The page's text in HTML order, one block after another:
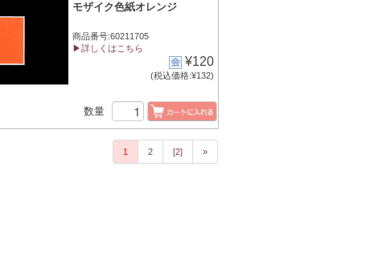
モザイク色紙オレンジ
商品番号:60211705
▶詳しくはこちら
¥120
(税込価格:¥132)
数量
1 2 [2] »